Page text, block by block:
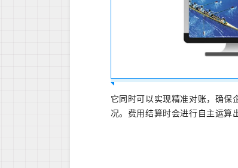
它同时可以实现精准对账，确保
况。费用结算时会进行自主运算